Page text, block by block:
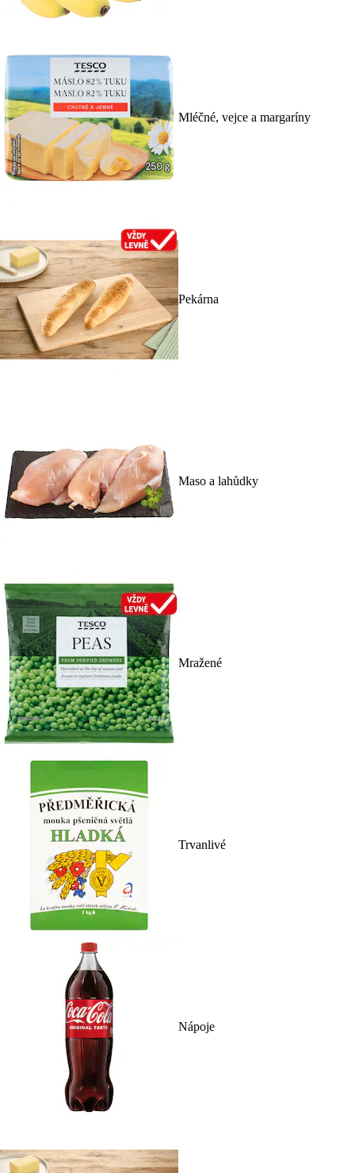
Mléčné, vejce a margaríny
Pekárna
Maso a lahůdky
Mražené
Trvanlivé
Nápoje